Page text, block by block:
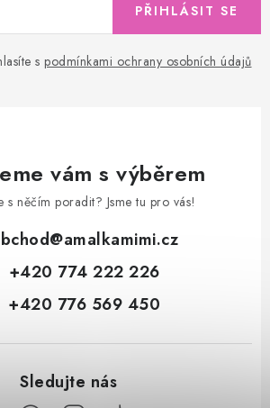
s podmínkami ochrany osobních údajů
PŘIHLÁSIT SE
vám s výběrem
s něčím poradit? Jsme tu pro vás!
@amalkamimi.cz
+420 774 222 226
+420 776 569 450